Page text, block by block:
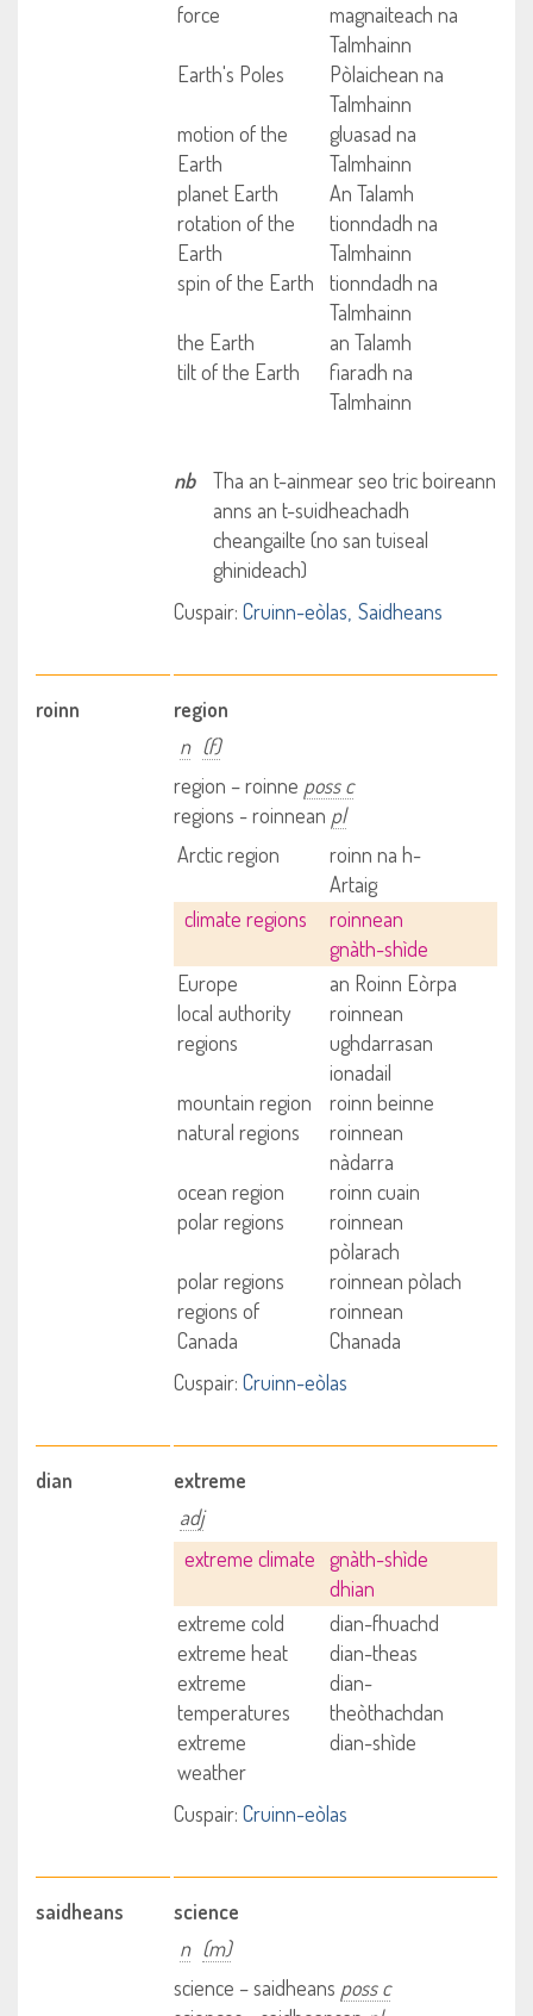
force
magnaiteach na
Talmhainn
Earth's Poles
Pòlaichean na
Talmhainn
motion of the
Earth
gluasad na
Talmhainn
planet Earth
An Talamh
rotation of the
Earth
tionndadh na
Talmhainn
spin of the Earth
tionndadh na
Talmhainn
the Earth
an Talamh
tilt of the Earth
fiaradh na
Talmhainn
nb
Tha an t-ainmear seo tric boireann
anns an t-suidheachadh
cheangailte (no san tuiseal
ghinideach)
Cuspair: Cruinn-eòlas Saidheans
roinn
region
n (f)
region – roinne poss c
regions - roinnean pl
Arctic region
roinn na h-
Artaig
climate regions
roinnean
gnàth-shìde
Europe
an Roinn Eòrpa
local authority
regions
roinnean
ughdarrasan
ionadail
mountain region
roinn beinne
natural regions
roinnean
nàdarra
ocean region
roinn cuain
polar regions
roinnean
pòlarach
polar regions
roinnean pòlach
regions of
Canada
roinnean
Chanada
Cuspair: Cruinn-eòlas
dian
extreme
adj
extreme climate gnàth-shìde
dhian
extreme cold
dian-fhuachd
extreme heat
dian-theas
extreme
temperatures
dian-
theòthachdan
extreme
weather
dian-shìde
Cuspair: Cruinn-eòlas
saidheans
science
n (m)
science – saidheans poss c